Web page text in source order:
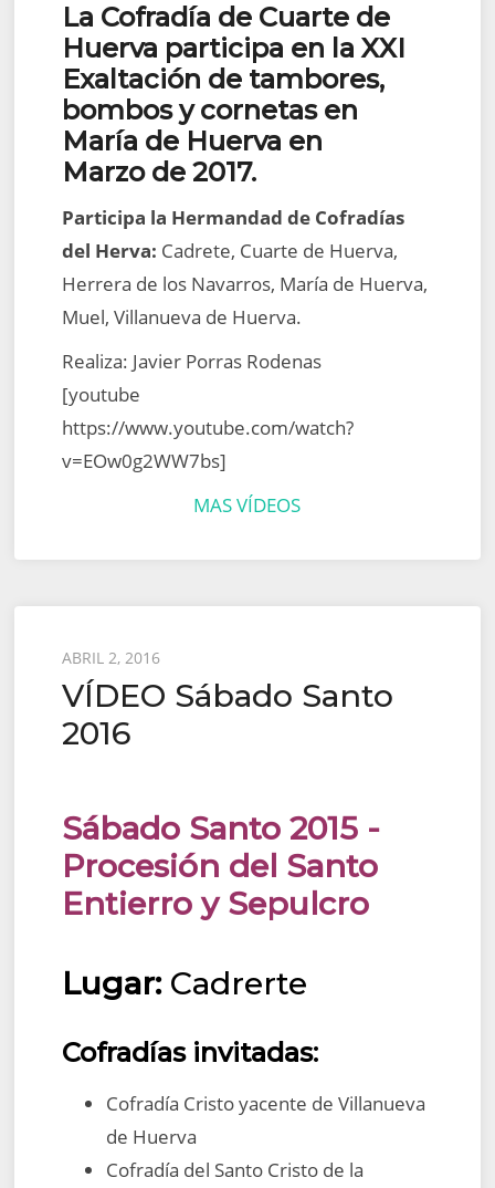
La Cofradía de Cuarte de
Huerva participa en la XXI
Exaltación de tambores,
bombos y cornetas en
María de Huerva en
Marzo de 2017.
Participa la Hermandad de Cofradías
del Herva: Cadrete, Cuarte de Huerva,
Herrera de los Navarros, María de Huerva,
Muel, Villanueva de Huerva.
Realiza: Javier Porras Rodenas
[youtube
https://www.youtube.com/watch?
v=EOw0g2WW7bs]
MAS VÍDEOS
Posted
on
ABRIL 2, 2016
VÍDEO Sábado Santo
2016
Sábado Santo 2015 -
Procesión del Santo
Entierro y Sepulcro
Lugar: Cadrerte
Cofradías invitadas:
Cofradía Cristo yacente de Villanueva
de Huerva
Cofradía del Santo Cristo de la